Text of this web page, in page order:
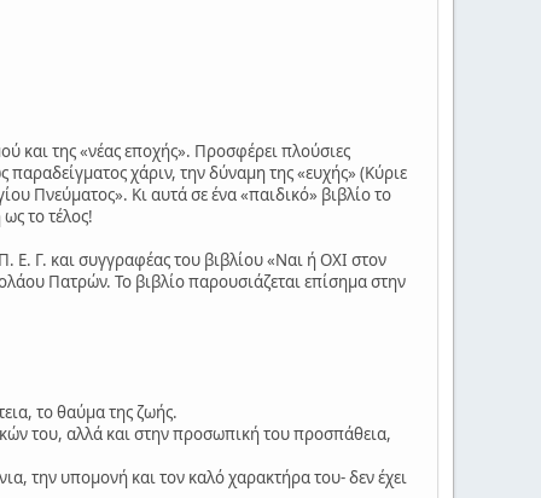
και της «νέας εποχής». Προσφέρει πλούσιες
χάριν, την δύναμη της «ευχής» (Κύριε
Πνεύματος». Κι αυτά σε ένα «παιδικό» βιβλίο το
το τέλος!
Ε. Γ. και συγγραφέας του βιβλίου «Ναι ή ΟΧΙ στον
Πατρών. Το βιβλίο παρουσιάζεται επίσημα στην
το θαύμα της ζωής.
του, αλλά και στην προσωπική του προσπάθεια,
την υπομονή και τον καλό χαρακτήρα του- δεν έχει